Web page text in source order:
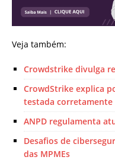
Veja também:
Crowdstrike divulga
CrowdStrike explica
testada corretamente
ANPD regulamenta
Desafios de
das MPMEs